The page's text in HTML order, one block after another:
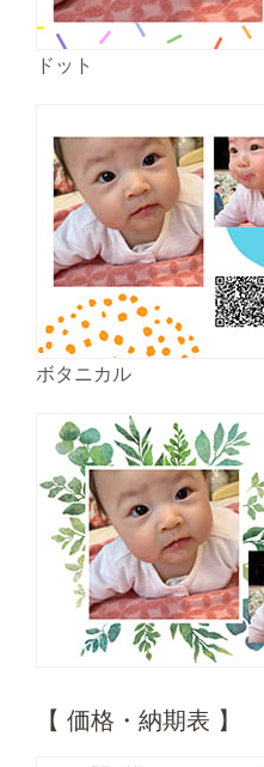
ドット
ボタニカル
【 価格・納期表 】